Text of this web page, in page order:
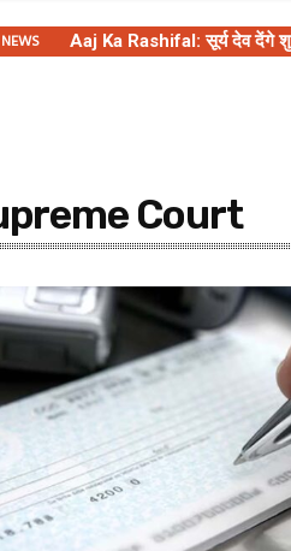
Aaj Ka Rashifal: सूर्य देव देंगे
सावन के दूसरे सप्ताह को लेकर
Court